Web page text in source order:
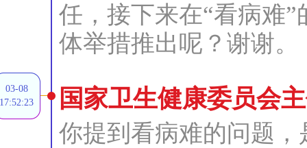
任，接下来在“看病难
体举措推出呢？谢谢。
03-08
17:52:23
国家卫生健康委员会
你提到看病难的问题